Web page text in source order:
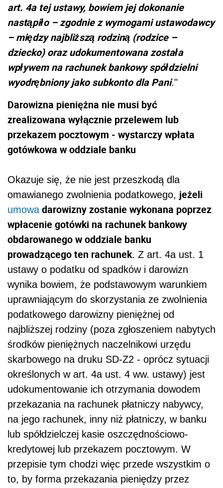
art. 4a tej ustawy, bowiem jej dokonanie
nastąpiło – zgodnie z wymogami ustawodawcy
– między najbliższą rodziną (rodzice –
dziecko) oraz udokumentowana została
wpływem na rachunek bankowy spółdzielni
wyodrębniony jako subkonto dla Pani."
Darowizna pieniężna nie musi być
zrealizowana wyłącznie przelewem lub
przekazem pocztowym - wystarczy wpłata
gotówkowa w oddziale banku
Okazuje się, że nie jest przeszkodą dla
omawianego zwolnienia podatkowego, jeżeli
umowadarowizny zostanie wykonana poprzez
wpłacenie gotówki na rachunek bankowy
obdarowanego w oddziale banku
prowadzącego ten rachunek. Z art. 4a ust. 1
ustawy o podatku od spadków i darowizn
wynika bowiem, że podstawowym warunkiem
uprawniającym do skorzystania ze zwolnienia
podatkowego darowizny pieniężnej od
najbliższej rodziny (poza zgłoszeniem nabytych
środków pieniężnych naczelnikowi urzędu
skarbowego na druku SD-Z2 - oprócz sytuacji
określonych w art. 4a ust. 4 ww. ustawy) jest
udokumentowanie ich otrzymania dowodem
przekazania na rachunek płatniczy nabywcy,
na jego rachunek, inny niż płatniczy, w banku
lub spółdzielczej kasie oszczędnościowo-
kredytowej lub przekazem pocztowym. W
przepisie tym chodzi więc przede wszystkim o
to, by forma przekazania pieniędzy przez